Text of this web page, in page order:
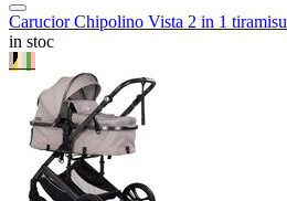
Carucior Chipolino Vista 2 in 1 tiramisu
in stoc